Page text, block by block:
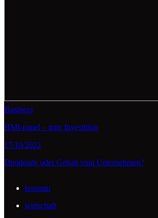
Business
HMI-panel – gute Investition
17/10/2022
Dividende oder Gehalt vom Unternehmen?
konsum
wirtschaft